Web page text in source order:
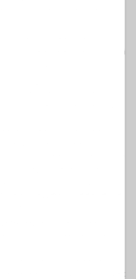
civiltà, quindi, è una questione di
Per rispondere a questa
un'altra delle sue leggi della storia. E si
solo capovolta.
società che sono crollate a causa
cambiamenti ambientali e così via.
al potere, in parole povere,
Le civiltà che hanno ereditato da
adeguatamente. È a questo
nella decadenza di ogni tipo,
aggressivo, nelle avventure
o nell'altra forma di dispotismo.
mia vita), Toynbee lo esprime così:
Forse ci sono delle eccezioni a
dire delle antiche civiltà del sud-ovest